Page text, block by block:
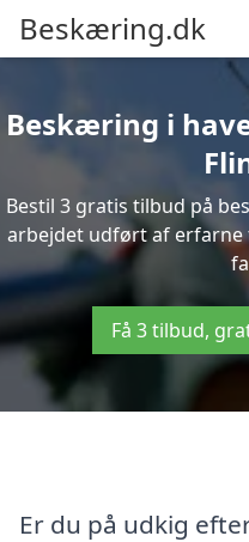
Beskæring.dk
Beskæring i
Bestil 3 gratis tilbud på
arbejdet udført af
Få 3 tilbud,
Er du på udkig